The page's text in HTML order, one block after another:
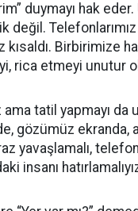
duymayı hak
değil. Telefonlarımız
kısaldı. Birbirimize
rica etmeyi unutur
tatil yapmayı da
gözümüz ekranda,
yavaşlamalı,
insanı